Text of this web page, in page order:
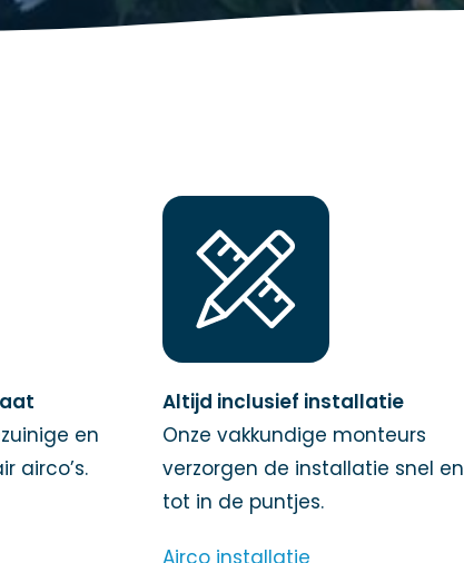
en
airco’s.
Altijd inclusief installatie
Onze vakkundige monteurs
verzorgen de installatie snel en
tot in de puntjes.
Airco installatie